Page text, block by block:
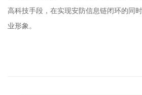
高科技手段，在实现安防信息链闭环的同
业形象。